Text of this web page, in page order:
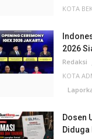
KOTA
2026
Redaksi
KOTA
Dosen